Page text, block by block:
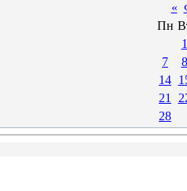
«
Пн
1
7
8
14
21
28